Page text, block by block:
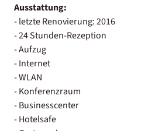
Ausstattung:
- letzte Renovierung: 2016
- 24 Stunden-Rezeption
- Aufzug
- Internet
- WLAN
- Konferenzraum
- Businesscenter
- Hotelsafe